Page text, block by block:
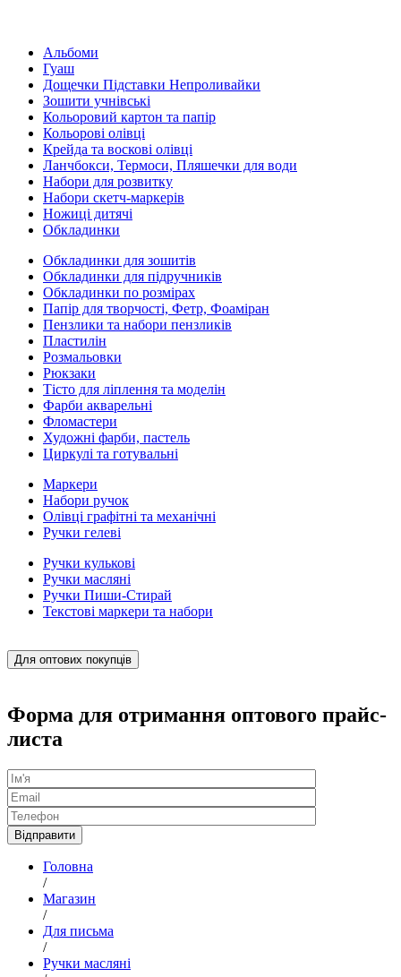
Альбоми
Гуаш
Дощечки Підставки Непроливайки
Зошити учнівські
Кольоровий картон та папір
Кольорові олівці
Крейда та воскові олівці
Ланчбокси, Термоси, Пляшечки для води
Набори для розвитку
Набори скетч-маркерів
Ножиці дитячі
Обкладинки
Обкладинки для зошитів
Обкладинки для підручників
Обкладинки по розмірах
Папір для творчості, Фетр, Фоаміран
Пензлики та набори пензликів
Пластилін
Розмальовки
Рюкзаки
Тісто для ліплення та моделін
Фарби акварельні
Фломастери
Художні фарби, пастель
Циркулі та готувальні
Маркери
Набори ручок
Олівці графітні та механічні
Ручки гелеві
Ручки кулькові
Ручки масляні
Ручки Пиши-Стирай
Текстові маркери та набори
Для оптових покупців
Форма для отримання оптового прайс-
листа
Головна
/
Магазин
/
Для письма
/
Ручки масляні